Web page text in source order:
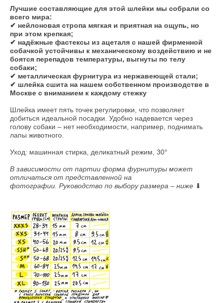
Лучшие составляющие для этой шлейки мы собрали со
всего мира:
✔ нейлоновая стропа мягкая и приятная на ощупь, но
при этом крепкая;
✔ надёжные фастексы из ацеталя с нашей фирменной
собачкой устойчивы к механическому воздействию и не
боятся перепадов температуры, выгнуты по телу
собаки;
✔ металлическая фурнитура из нержавеющей стали;
✔ шлейка сшита на нашем собственном производстве в
Москве с вниманием к каждому стежку
Шлейка имеет пять точек регулировки, что позволяет
добиться идеальной посадки. Удобно надевается через
голову собаки – нет необходимости, например, поднимать
лапы животного.
Уход: машинная стирка, деликатный режим, 30°
В зависимости от партии форма фурнитуры может
отличаться от представленной на
фотографии. Руководство по выбору размера – ниже ⬇